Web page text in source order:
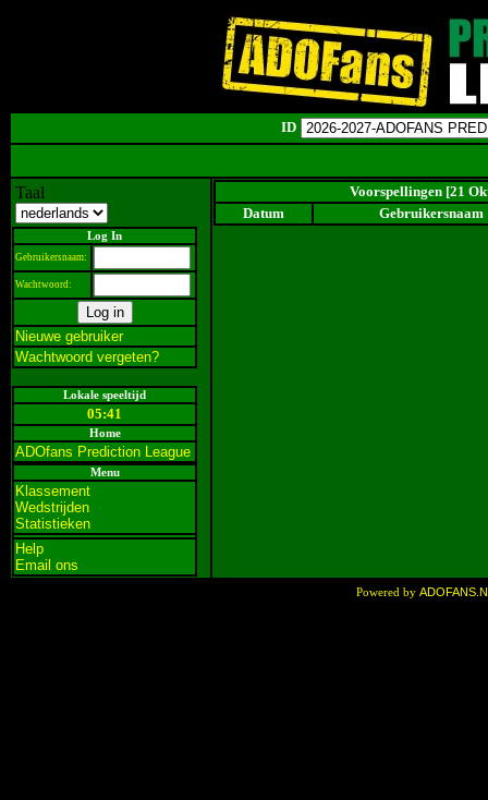
ID
Taal
Log In
Gebruikersnaam:
Wachtwoord:
Nieuwe gebruiker
Wachtwoord vergeten?
Lokale speeltijd
05:41
Home
ADOfans Prediction League
Menu
Klassement
Wedstrijden
Statistieken
Help
Email ons
Voorspellingen [21
Datum
Gebruikersnaam
Powered by